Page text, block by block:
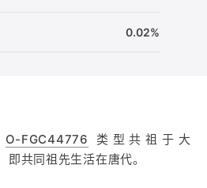
0.02%
O-FGC44776 类型共祖于大
即共同祖先生活在唐代。